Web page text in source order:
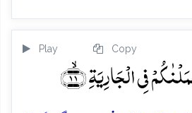
Play Copy
فِی الۡجَارِیَۃِ ﴿ۙ۱۱﴾